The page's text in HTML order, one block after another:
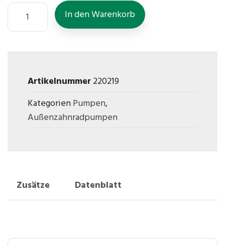
In den Warenkorb
Artikelnummer220219
KategorienPumpen,
Außenzahnradpumpen
Zusätze Datenblatt